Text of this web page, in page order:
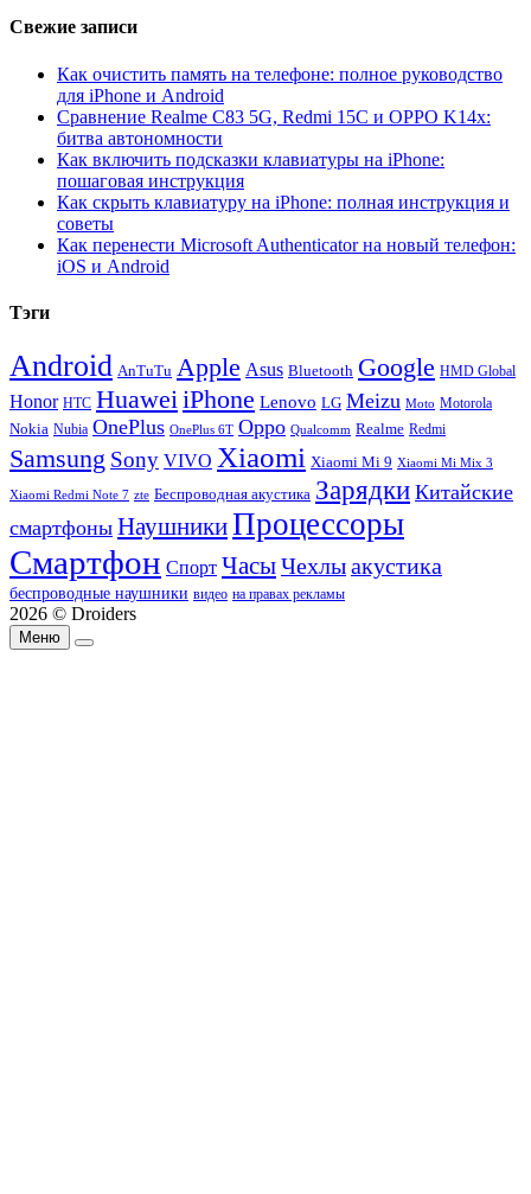
Свежие записи
Как очистить память на телефоне: полное руководство
для iPhone и Android
Сравнение Realme C83 5G, Redmi 15C и OPPO K14x:
битва автономности
Как включить подсказки клавиатуры на iPhone:
пошаговая инструкция
Как скрыть клавиатуру на iPhone: полная инструкция и
советы
Как перенести Microsoft Authenticator на новый телефон:
iOS и Android
Тэги
Android AnTuTu Apple Asus Bluetooth Google HMD Global
Honor HTC HuaweiiPhone Lenovo LG Meizu Moto Motorola
Nokia Nubia OnePlus OnePlus 6T Oppo Qualcomm Realme Redmi
Samsung Sony VIVO Xiaomi Xiaomi Mi 9 Xiaomi Mi Mix 3
Xiaomi Redmi Note 7 zte Беспроводная акустика Зарядки Китайские
смартфоны НаушникиПроцессоры
Смартфон Спорт ЧасыЧехлыакустика
беспроводные наушники видео на правах рекламы
2026 © Droiders
Меню